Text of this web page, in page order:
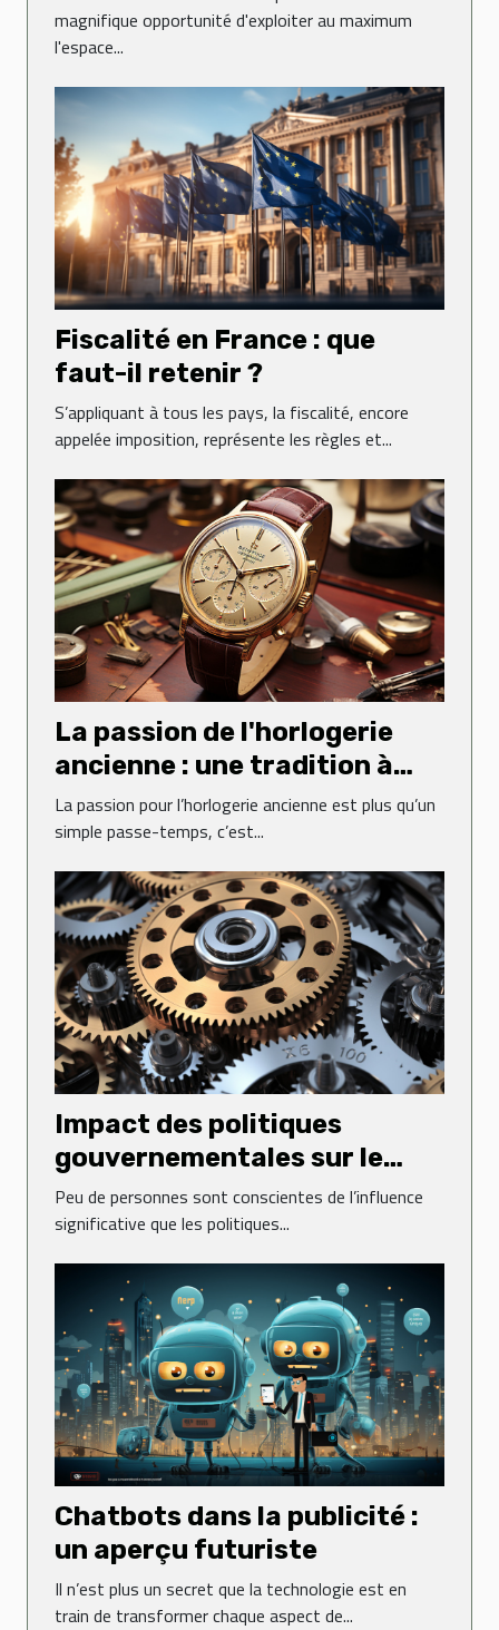
magnifique opportunité d'exploiter au maximum
l'espace...
Fiscalité en France : que
faut-il retenir ?
S’appliquant à tous les pays, la fiscalité, encore
appelée imposition, représente les règles et...
La passion de l'horlogerie
ancienne : une tradition à
perpétuer
La passion pour l’horlogerie ancienne est plus qu’un
simple passe-temps, c’est...
Impact des politiques
gouvernementales sur le
dynamisme des entreprises
Peu de personnes sont conscientes de l’influence
significative que les politiques...
Chatbots dans la publicité :
un aperçu futuriste
Il n’est plus un secret que la technologie est en
train de transformer chaque aspect de...